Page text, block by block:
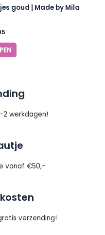
goud | Made by Mila
2 werkdagen!
vanaf €50,-
verzending!